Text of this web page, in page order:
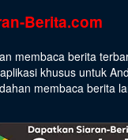
Berita.com
membaca berita
khusus untuk
membaca berita